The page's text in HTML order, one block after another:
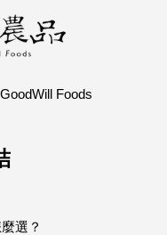
Foods
選？